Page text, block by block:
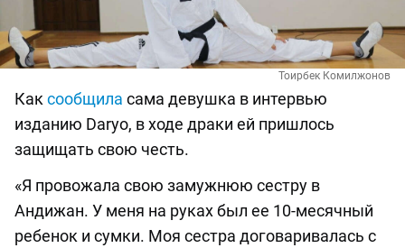
Тоирбек Комилжонов
Каксообщила сама девушка в интервью
изданию Daryo, в ходе драки ей пришлось
защищать свою честь.
«Я провожала свою замужнюю сестру в
Андижан. У меня на руках был ее 10-месячный
ребенок и сумки. Моя сестра договаривалась с